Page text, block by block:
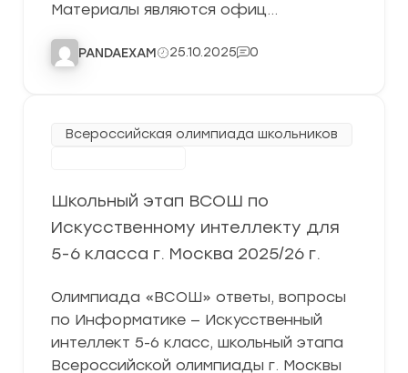
Материалы являются офиц…
PANDAEXAM 25.10.2025 0
Всероссийская олимпиада школьников
Школьный этап ВСОШ по
Искусственному интеллекту для
5-6 класса г. Москва 2025/26 г.
Олимпиада «ВСОШ» ответы, вопросы
по Информатике — Искусственный
интеллект 5-6 класс, школьный этапа
Всероссийской олимпиады г. Москвы